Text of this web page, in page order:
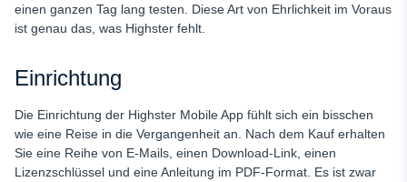
einen ganzen Tag lang testen. Diese Art von Ehrlichkeit im Voraus
ist genau das, was Highster fehlt.
Einrichtung
Die Einrichtung der Highster Mobile App fühlt sich ein bisschen
wie eine Reise in die Vergangenheit an. Nach dem Kauf erhalten
Sie eine Reihe von E-Mails, einen Download-Link, einen
Lizenzschlüssel und eine Anleitung im PDF-Format. Es ist zwar